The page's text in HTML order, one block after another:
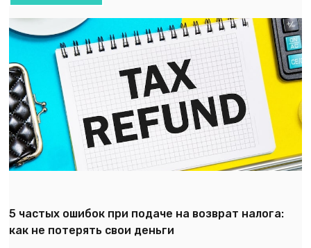
5 частых ошибок при подаче на возврат налога:
как не потерять свои деньги